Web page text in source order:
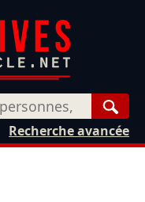
Recherche avancée